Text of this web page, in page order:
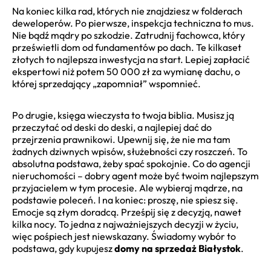
Na koniec kilka rad, których nie znajdziesz w folderach
deweloperów. Po pierwsze, inspekcja techniczna to mus.
Nie bądź mądry po szkodzie. Zatrudnij fachowca, który
prześwietli dom od fundamentów po dach. Te kilkaset
złotych to najlepsza inwestycja na start. Lepiej zapłacić
ekspertowi niż potem 50 000 zł za wymianę dachu, o
której sprzedający „zapomniał” wspomnieć.
Po drugie, księga wieczysta to twoja biblia. Musisz ją
przeczytać od deski do deski, a najlepiej dać do
przejrzenia prawnikowi. Upewnij się, że nie ma tam
żadnych dziwnych wpisów, służebności czy roszczeń. To
absolutna podstawa, żeby spać spokojnie. Co do agencji
nieruchomości – dobry agent może być twoim najlepszym
przyjacielem w tym procesie. Ale wybieraj mądrze, na
podstawie poleceń. I na koniec: proszę, nie spiesz się.
Emocje są złym doradcą. Prześpij się z decyzją, nawet
kilka nocy. To jedna z najważniejszych decyzji w życiu,
więc pośpiech jest niewskazany. Świadomy wybór to
podstawa, gdy kupujeszdomy na sprzedaż Białystok.